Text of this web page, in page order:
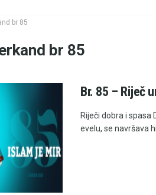
br 85
br 85
Br. 85 – Riječ
Riječi dobra i spasa
evelu, se navršava